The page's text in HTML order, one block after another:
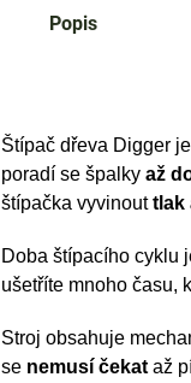
Popis
Štípač dřeva Digger
poradí se špalky až
štípačka vyvinouttlak
Doba štípacího cyklu
ušetříte mnoho času,
Stroj obsahuje
se nemusí čekat až